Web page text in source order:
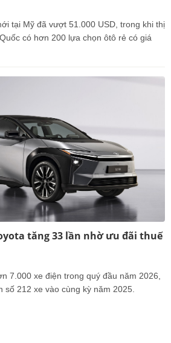
tại Mỹ đã vượt 51.000 USD, trong khi thị
có hơn 200 lựa chọn ôtô rẻ có giá
tăng 33 lần nhờ ưu đãi thuế
7.000 xe điện trong quý đầu năm 2026,
212 xe vào cùng kỳ năm 2025.